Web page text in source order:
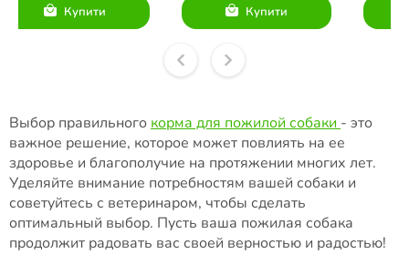
Купити Купити
Выбор правильного корма для пожилой собаки - это
важное решение, которое может повлиять на ее
здоровье и благополучие на протяжении многих лет.
Уделяйте внимание потребностям вашей собаки и
советуйтесь с ветеринаром, чтобы сделать
оптимальный выбор. Пусть ваша пожилая собака
продолжит радовать вас своей верностью и радостью!